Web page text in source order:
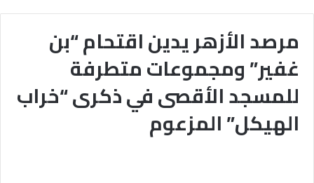
مرصد الأزهر يدين اقتحام “بن
غفير” ومجموعات متطرفة
للمسجد الأقصى في ذكرى “خراب
الهيكل” المزعوم